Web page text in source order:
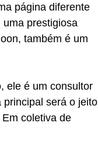
página diferente
prestigiosa
também é um
ele é um consultor
será o jeito
coletiva de